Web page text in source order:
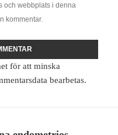
och webbplats i denna
kommentar.
för att minska
bearbetas.